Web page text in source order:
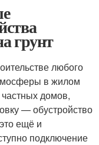
грунт
любого
в жилом
домов,
— обустройство
ещё и
подключение